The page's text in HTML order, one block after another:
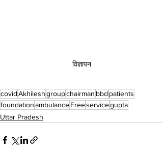
विज्ञापन
covidAkhileshgroupchairman bbd patients
foundationambulanceFreeservicegupta
Uttar Pradesh